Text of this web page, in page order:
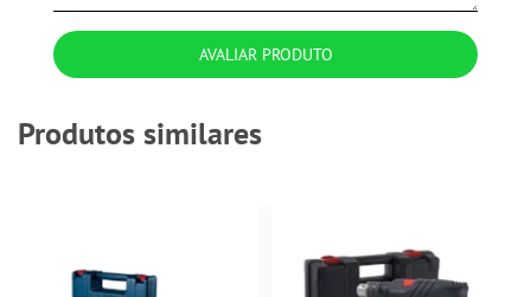
AVALIAR PRODUTO
Produtos similares